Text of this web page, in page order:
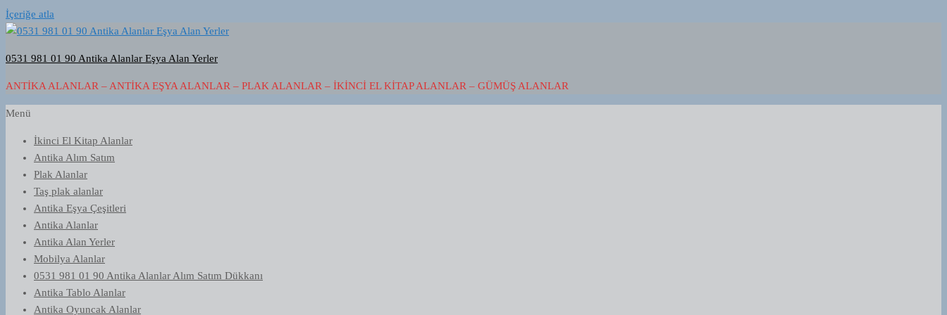
İçeriğe atla
0531 981 01 90 Antika Alanlar Eşya Alan Yerler
ANTIKA ALANLAR – ANTIKA EŞYA ALANLAR – PLAK ALANLAR – İKINCI EL KITAP ALANLAR – GÜMÜŞ ALANLAR
Menü
İkinci El Kitap Alanlar
Antika Alım Satım
Plak Alanlar
Taş plak alanlar
Antika Eşya Çeşitleri
Antika Alanlar
Antika Alan Yerler
Mobilya Alanlar
0531 981 01 90 Antika Alanlar Alım Satım Dükkanı
Antika Tablo Alanlar
Antika Oyuncak Alanlar